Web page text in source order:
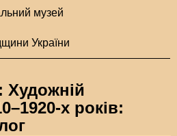
музей
України
Художній
х років: